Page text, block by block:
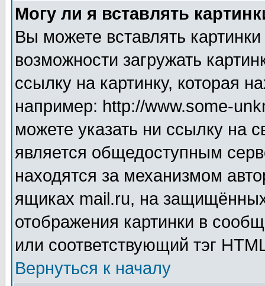
Могу ли я вставлять
Вы можете вставлять
возможности загружать
ссылку на картинку, которая
например: http://www.some-
можете указать ни ссылку на
является общедоступным
находятся за механизмом
ящиках mail.ru, на
отображения картинки в
или соответствующий тэг
Вернуться к началу